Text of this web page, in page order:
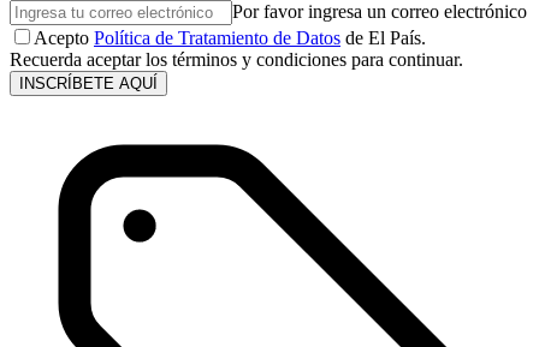
Por favor ingresa un correo electrónico
Acepto Política de Tratamiento de Datos de El País.
Recuerda aceptar los términos y condiciones para continuar.
INSCRÍBETE AQUÍ